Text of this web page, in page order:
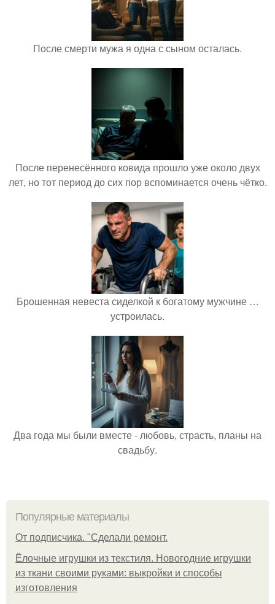
После смерти мужа я одна с сыном осталась.
После перенесённого ковида прошло уже около двух
лет, но тот период до сих пор вспоминается очень чётко.
Брошенная невеста сиделкой к богатому мужчине …
устроилась.
Два года мы были вместе - любовь, страсть, планы на
свадьбу.
Популярные материалы
От подписчика. "Сделали ремонт.
Ёлочные игрушки из текстиля. Новогодние игрушки
из ткани своими руками: выкройки и способы
изготовления